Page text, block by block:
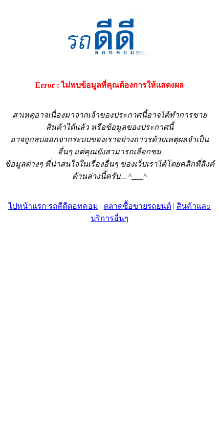
Error : ไม่พบข้อมูลที่คุณต้องการให้แสดงผล
สาเหตุอาจเนื่องมาจากเจ้าของประกาศนี้อาจได้ทำการขาย
สินค้าได้แล้ว หรือข้อมูลของประกาศนี้
อาจถูกลบออกจากระบบของเราอย่างถาวรด้วยเหตุผลจำเป็น
อื่นๆ แต่คุณยังสามารถเลือกชม
ข้อมูลต่างๆ ที่น่าสนใจในเรื่องอื่นๆ ของเว็บเราได้โดยคลิกที่ลิงค์
ด้านล่างนี้ครับ... ^___^
ไปหน้าแรก รถดีดีดอทคอม | ตลาดซื้อขายรถยนต์ | สินค้าและ
บริการอื่นๆ